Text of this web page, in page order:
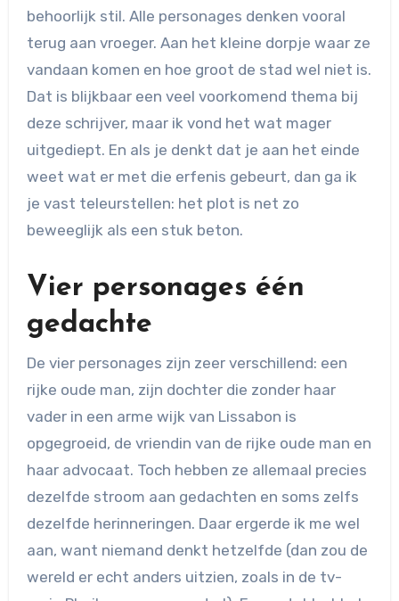
behoorlijk stil. Alle personages denken vooral
terug aan vroeger. Aan het kleine dorpje waar ze
vandaan komen en hoe groot de stad wel niet is.
Dat is blijkbaar een veel voorkomend thema bij
deze schrijver, maar ik vond het wat mager
uitgediept. En als je denkt dat je aan het einde
weet wat er met die erfenis gebeurt, dan ga ik
je vast teleurstellen: het plot is net zo
beweeglijk als een stuk beton.
Vier personages één
gedachte
De vier personages zijn zeer verschillend: een
rijke oude man, zijn dochter die zonder haar
vader in een arme wijk van Lissabon is
opgegroeid, de vriendin van de rijke oude man en
haar advocaat. Toch hebben ze allemaal precies
dezelfde stroom aan gedachten en soms zelfs
dezelfde herinneringen. Daar ergerde ik me wel
aan, want niemand denkt hetzelfde (dan zou de
wereld er echt anders uitzien, zoals in de tv-